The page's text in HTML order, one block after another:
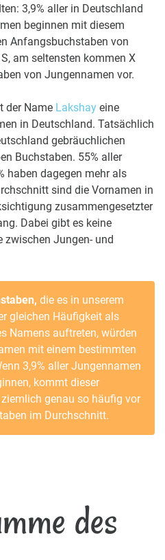
3,9% aller in Deutschland
beginnen mit diesem
Anfangsbuchstaben von
am seltensten kommen X
von Jungennamen vor.
der Name Lakshay eine
in Deutschland. Tatsächlich
gebräuchlichen
Buchstaben. 55% aller
haben dagegen mehr als
sind die Vornamen in
zusammengesetzter
Dabei gibt es keine
zwischen Jungen- und
die es in unserem
gleichen Häufigkeit als
Namens auftreten, würden
mit einem bestimmten
3,9% aller Jungennamen
kommt dieser
genau so häufig vor
im Durchschnitt.
des